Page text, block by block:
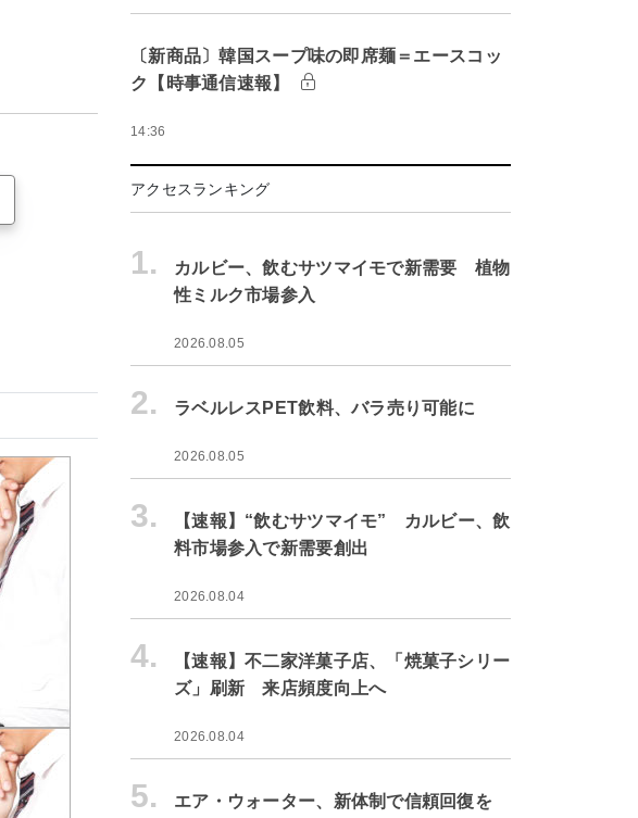
〔新商品〕韓国スープ味の即席麺＝エースコッ
ク【時事通信速報】
14:36
アクセスランキング
1.
カルビー、飲むサツマイモで新需要 植物
性ミルク市場参入
2026.08.05
2. ラベルレスPET飲料、バラ売り可能に
2026.08.05
3.
【速報】“飲むサツマイモ” カルビー、飲
料市場参入で新需要創出
2026.08.04
4.
【速報】不二家洋菓子店、「焼菓子シリー
ズ」刷新 来店頻度向上へ
2026.08.04
5. エア・ウォーター、新体制で信頼回復を